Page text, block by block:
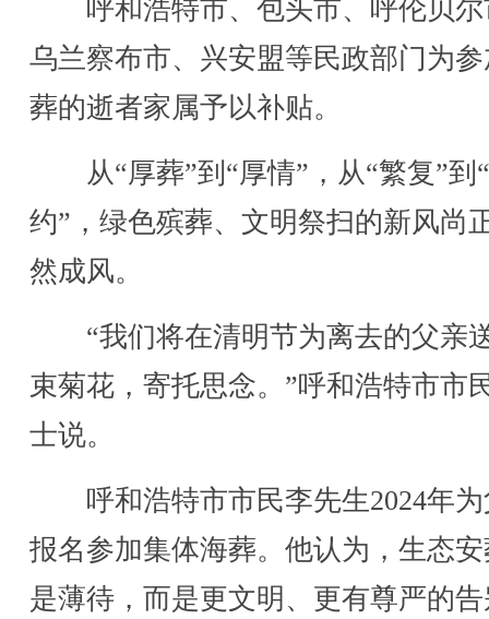
呼和浩特市、包头市、呼伦贝尔
乌兰察布市、兴安盟等民政部门为
葬的逝者家属予以补贴。
从“厚葬”到“厚情”，从“繁复”到
约”，绿色殡葬、文明祭扫的新风尚
然成风。
“我们将在清明节为离去的父亲
束菊花，寄托思念。”呼和浩特市市
士说。
呼和浩特市市民李先生2024年为
报名参加集体海葬。他认为，生态
是薄待，而是更文明、更有尊严的